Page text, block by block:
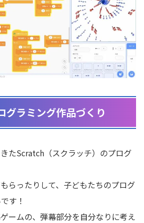
グラミング作品づくり
たScratch（スクラッチ）のプログ
らったりして、子どもたちのプログ
す！
ームの、弾幕部分を自分なりに考え